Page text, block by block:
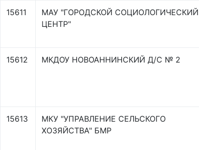
15611
МАУ "ГОРОДСКОЙ СОЦИОЛОГИЧЕСКИЙ
ЦЕНТР"
15612 МКДОУ НОВОАННИНСКИЙ Д/С № 2
15613
МКУ "УПРАВЛЕНИЕ СЕЛЬСКОГО
ХОЗЯЙСТВА" БМР